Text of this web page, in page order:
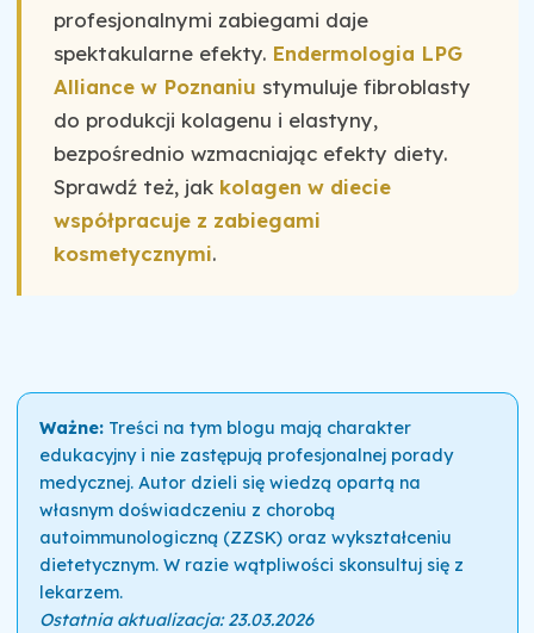
profesjonalnymi zabiegami daje
spektakularne efekty. Endermologia LPG
Alliance w Poznaniu stymuluje fibroblasty
do produkcji kolagenu i elastyny,
bezpośrednio wzmacniając efekty diety.
Sprawdź też, jak kolagen w diecie
współpracuje z zabiegami
kosmetycznymi.
Ważne:Treści na tym blogu mają charakter
edukacyjny i nie zastępują profesjonalnej porady
medycznej. Autor dzieli się wiedzą opartą na
własnym doświadczeniu z chorobą
autoimmunologiczną (ZZSK) oraz wykształceniu
dietetycznym. W razie wątpliwości skonsultuj się z
lekarzem.
Ostatnia aktualizacja: 23.03.2026